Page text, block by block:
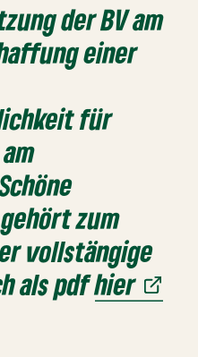
der BV am
einer
für
zum
vollstängige
als pdfhier